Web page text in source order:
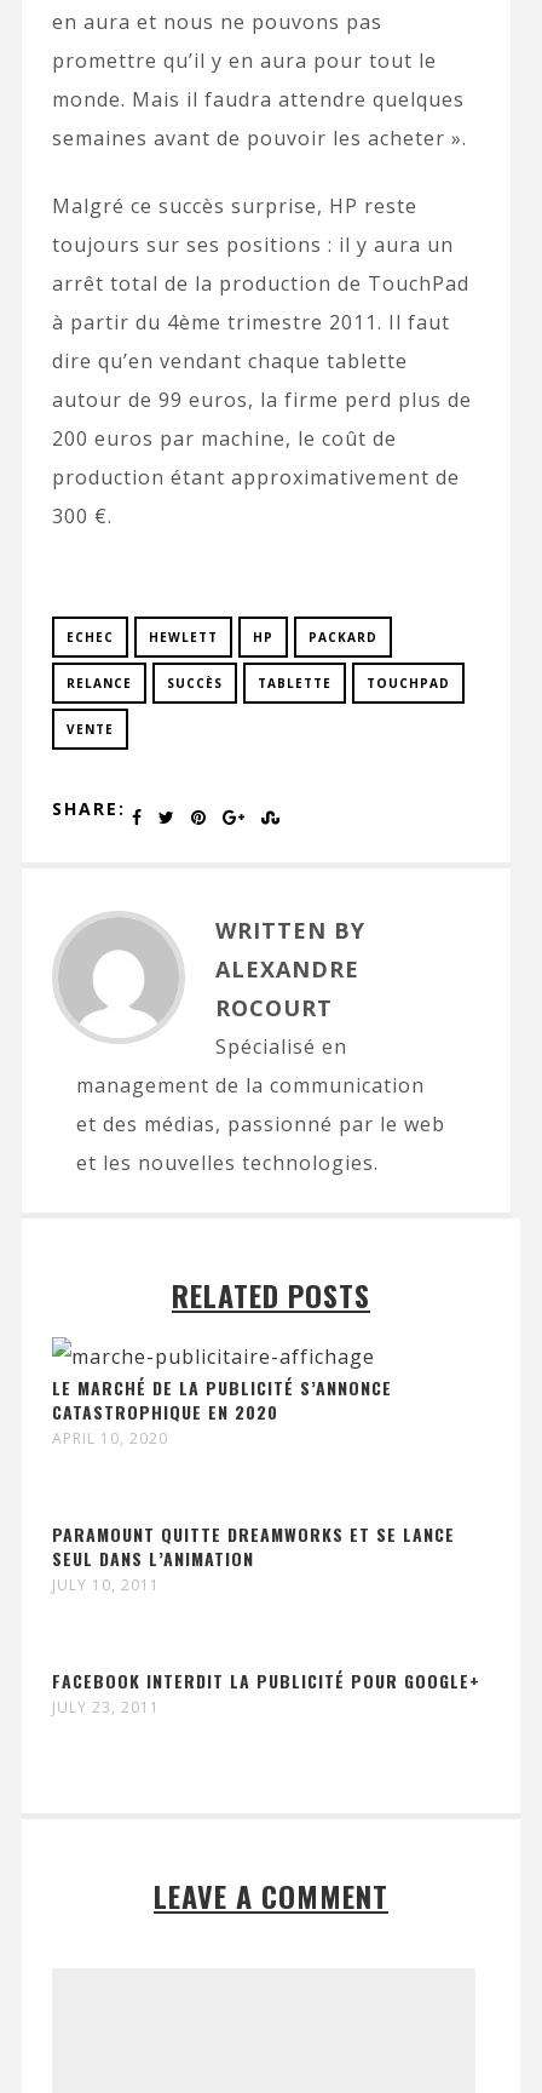
en aura et nous ne pouvons pas
promettre qu’il y en aura pour tout le
monde. Mais il faudra attendre quelques
semaines avant de pouvoir les acheter ».
Malgré ce succès surprise, HP reste
toujours sur ses positions : il y aura un
arrêt total de la production de TouchPad
à partir du 4ème trimestre 2011. Il faut
dire qu’en vendant chaque tablette
autour de 99 euros, la firme perd plus de
200 euros par machine, le coût de
production étant approximativement de
300 €.
ECHEC HEWLETT HP PACKARD
RELANCE SUCCÈS TABLETTE TOUCHPAD
VENTE
SHARE:
WRITTEN BY
ALEXANDRE
ROCOURT
Spécialisé en
management de la communication
et des médias, passionné par le web
et les nouvelles technologies.
RELATED POSTS
LE MARCHÉ DE LA PUBLICITÉ S’ANNONCE
CATASTROPHIQUE EN 2020
APRIL 10, 2020
PARAMOUNT QUITTE DREAMWORKS ET SE LANCE
SEUL DANS L’ANIMATION
JULY 10, 2011
FACEBOOK INTERDIT LA PUBLICITÉ POUR GOOGLE+
JULY 23, 2011
LEAVE A COMMENT